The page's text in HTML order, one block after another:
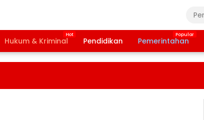
Hukum & Kriminal Pendidikan Pemerintahan